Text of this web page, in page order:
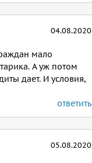
04.08.2020
мало
А уж потом
дает. И условия,
ответить
05.08.2020